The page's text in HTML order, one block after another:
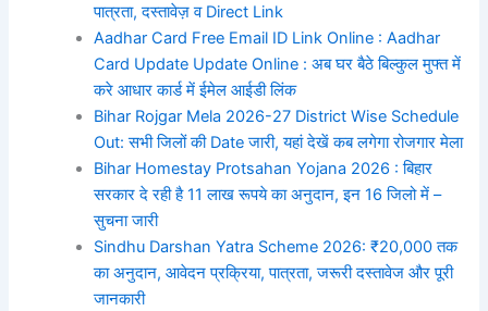
पात्रता, दस्तावेज़ व Direct Link
Aadhar Card Free Email ID Link Online : Aadhar
Card Update Update Online : अब घर बैठे बिल्कुल मुफ्त में
करे आधार कार्ड में ईमेल आईडी लिंक
Bihar Rojgar Mela 2026-27 District Wise Schedule
Out: सभी जिलों की Date जारी, यहां देखें कब लगेगा रोजगार मेला
Bihar Homestay Protsahan Yojana 2026 : बिहार
सरकार दे रही है 11 लाख रूपये का अनुदान, इन 16 जिलो में –
सुचना जारी
Sindhu Darshan Yatra Scheme 2026: ₹20,000 तक
का अनुदान, आवेदन प्रक्रिया, पात्रता, जरूरी दस्तावेज और पूरी
जानकारी